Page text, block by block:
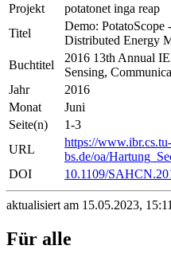
Projekt
potatonet inga reap
Titel
Demo: PotatoScope
Distributed Energy
Buchtitel
2016 13th Annual
Sensing,
Jahr
2016
Monat
Juni
Seite(n)
1-3
URL
https://www.ibr.cs.tu-
bs.de/oa/
DOI
10.1109/
aktualisiert am 15.05.2023,
Für alle